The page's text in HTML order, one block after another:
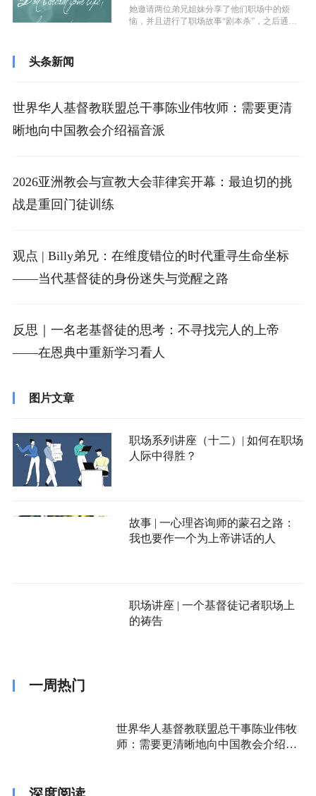
她邀请两位弟兄姐妹分享了他们职场中的烦
恼，并且进行了职场故事“剧本杀”，之后通过
头条新闻
世界华人基督教联盟总干事陈业伟牧师：需要更清
晰地向中国教会介绍福音派
2026亚洲教会与宣教大会菲律宾开幕：最迫切的挑
战是重回门徒训练
观点 | Billy弟兄：在维度错位的时代重寻生命坐标
——当代基督徒的身份迷失与觉醒之路
反思｜一名老基督徒的思考：不寻找完人的上帝
——在恩典中重新学习看人
图片文章
职场系列讲座（十二）| 如何在职场
人际中得胜？
故事 | 一心理咨询师的蒙召之路：
我也要作一个为上帝讲话的人
职场讲座 | 一个基督徒记者职场上
的祷告
一周热门
世界华人基督教联盟总干事陈业伟牧
师：需要更清晰地向中国教会介绍福